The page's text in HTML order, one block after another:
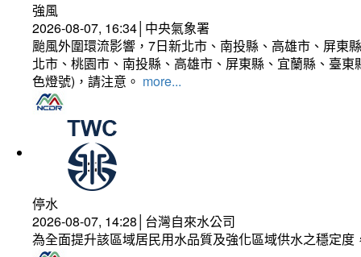
強風
2026-08-07, 16:34│中央氣象署
颱風外圍環流影響，7日新北市、南投縣、高雄市、屏東
北市、桃園市、南投縣、高雄市、屏東縣、宜蘭縣、臺
色燈號)，請注意。 more...
停水
2026-08-07, 14:28│台灣自來水公司
為全面提升該區域居民用水品質及強化區域供水之穩定